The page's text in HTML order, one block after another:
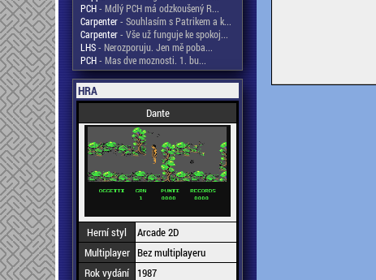
PCH- Mdlý PCH má odzkoušený R...
Carpenter- Souhlasím s Patrikem a k...
Carpenter- Vše už funguje ke spokoj...
LHS- Nerozporuju. Jen mě poba...
PCH- Mas dve moznosti. 1. bu...
HRA
Dante
Herní styl
Arcade 2D
Multiplayer Bez multiplayeru
Rok vydání
1987